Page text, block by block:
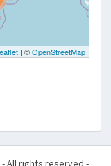
- All rights reserved -